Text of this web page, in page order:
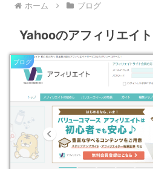
ホーム ブログ
Yahooのアフィリエイ
ブログ